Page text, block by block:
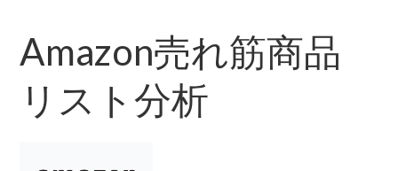
Amazon売れ筋商品
リスト分析